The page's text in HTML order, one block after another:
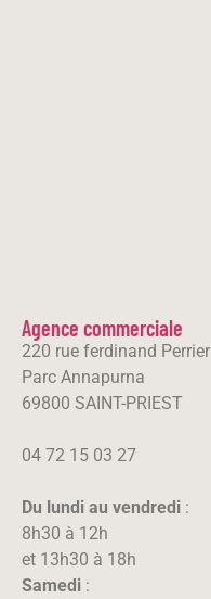
Agence commerciale
220 rue ferdinand Perrier
Parc Annapurna
69800 SAINT-PRIEST
04 72 15 03 27
Du lundi au vendredi :
8h30 à 12h
et 13h30 à 18h
Samedi :